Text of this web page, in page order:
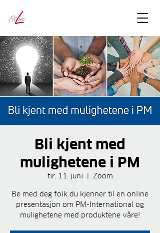
Bli kjent med
mulighetene i PM
tir. 11. juni
  |
Zoom
Be med deg folk du kjenner til en online
presentasjon om PM-International og
mulighetene med produktene våre!